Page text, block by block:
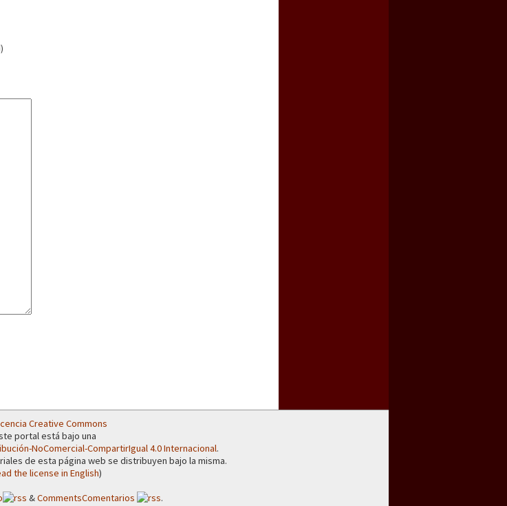
de Jesús Plácido Galindo y el alto a la guerra contra el CIPOG-EZ
portal está bajo una
NoComercial-CompartirIgual 4.0 Internacional.
de esta página web se distribuyen bajo la misma.
the license in English)
&CommentsComentarios .